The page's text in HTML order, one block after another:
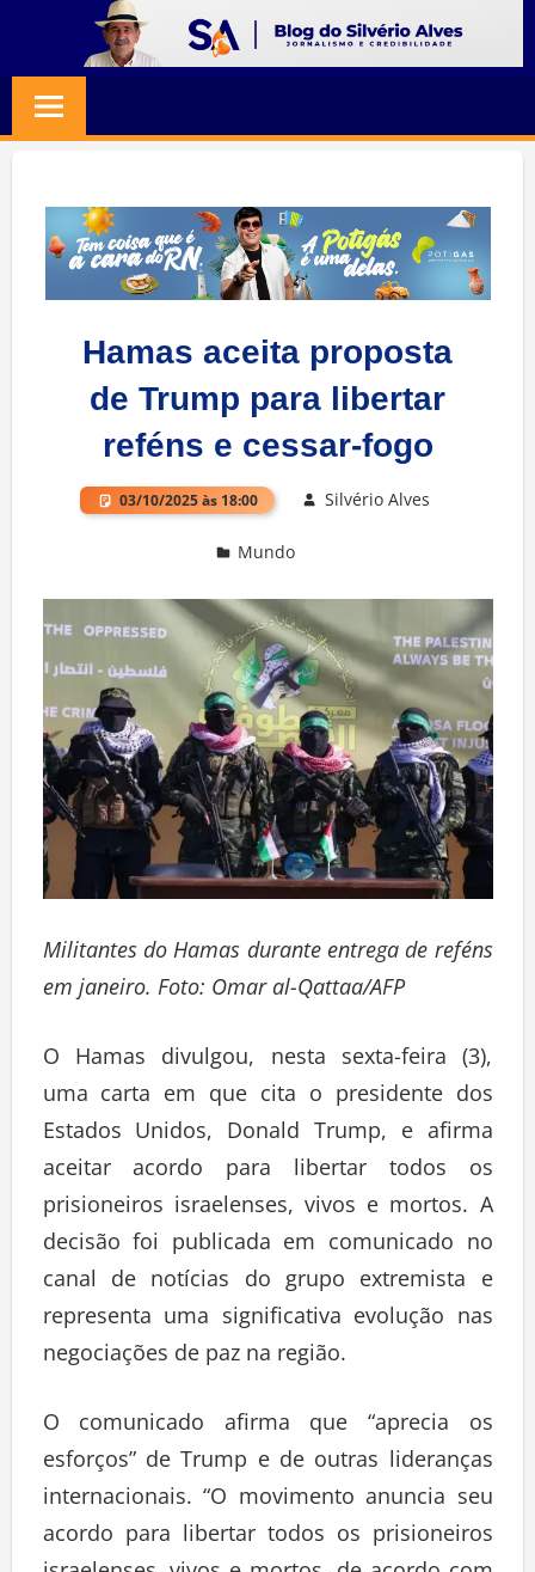
content
SILVERIO
ALVES
Jornalismo
Credibilidade
Hamas aceita proposta
de Trump para libertar
reféns e cessar-fogo
03/10/2025 às 18:00 Silvério Alves
Mundo
Militantes do Hamas durante entrega de reféns
em janeiro. Foto: Omar al-Qattaa/AFP
O Hamas divulgou, nesta sexta-feira (3),
uma carta em que cita o presidente dos
Estados Unidos, Donald Trump, e afirma
aceitar acordo para libertar todos os
prisioneiros israelenses, vivos e mortos. A
decisão foi publicada em comunicado no
canal de notícias do grupo extremista e
representa uma significativa evolução nas
negociações de paz na região.
O comunicado afirma que “aprecia os
esforços” de Trump e de outras lideranças
internacionais. “O movimento anuncia seu
acordo para libertar todos os prisioneiros